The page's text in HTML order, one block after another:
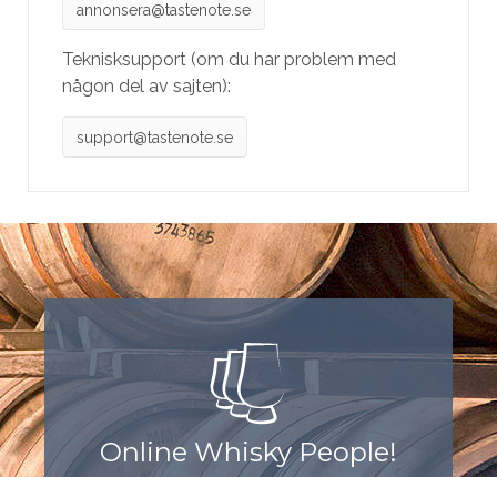
annonsera@tastenote.se
Teknisksupport (om du har problem med
någon del av sajten):
support@tastenote.se
Online Whisky People!